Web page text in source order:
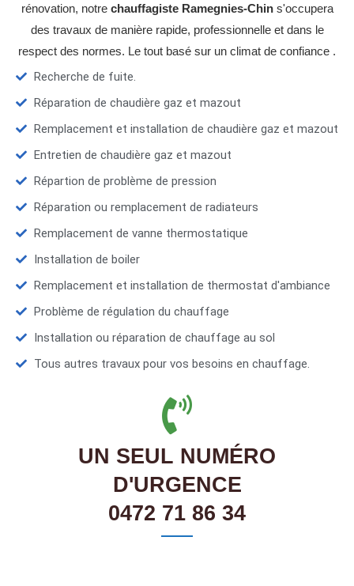
rénovation, notre chauffagiste Ramegnies-Chins'occupera
des travaux de manière rapide, professionnelle et dans le
respect des normes. Le tout basé sur un climat de confiance .
Recherche de fuite.
Réparation de chaudière gaz et mazout
Remplacement et installation de chaudière gaz et mazout
Entretien de chaudière gaz et mazout
Répartion de problème de pression
Réparation ou remplacement de radiateurs
Remplacement de vanne thermostatique
Installation de boiler
Remplacement et installation de thermostat d'ambiance
Problème de régulation du chauffage
Installation ou réparation de chauffage au sol
Tous autres travaux pour vos besoins en chauffage.
UN SEUL NUMÉRO
D'URGENCE
0472 71 86 34